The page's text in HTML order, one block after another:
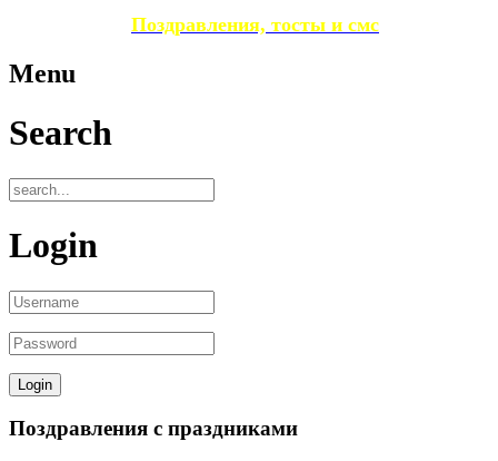
Поздравления, тосты и смс
Menu
Search
Login
Поздравления с праздниками